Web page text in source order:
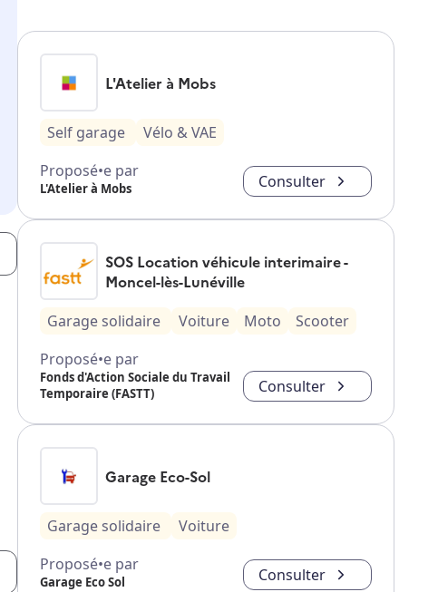
L'Atelier à Mobs
Self garage
Vélo & VAE
Proposé•e par
L'Atelier à Mobs Consulter
SOS Location véhicule interimaire -
Moncel-lès-Lunéville
Garage solidaire
Voiture Moto
Scooter
Proposé•e par
Fonds d'Action Sociale du Travail
Temporaire (FASTT)
Consulter
Garage Eco-Sol
Garage solidaire
Voiture
Proposé•e par
Garage Eco Sol Consulter